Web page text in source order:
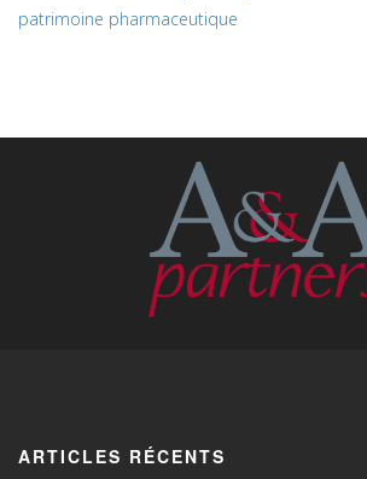
patrimoine pharmaceutique
ARTICLES RÉCENTS